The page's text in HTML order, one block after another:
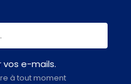
vos e-mails.
à tout moment